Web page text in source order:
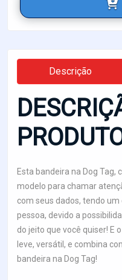
Descrição
Esta bandeira na Dog Tag,
modelo para chamar
com seus dados, tendo
pessoa, devido a
do jeito que você quiser! E
leve, versátil, e combina
bandeira na Dog Tag!